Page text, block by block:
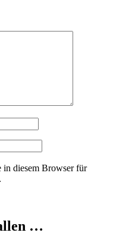
in diesem Browser für
…